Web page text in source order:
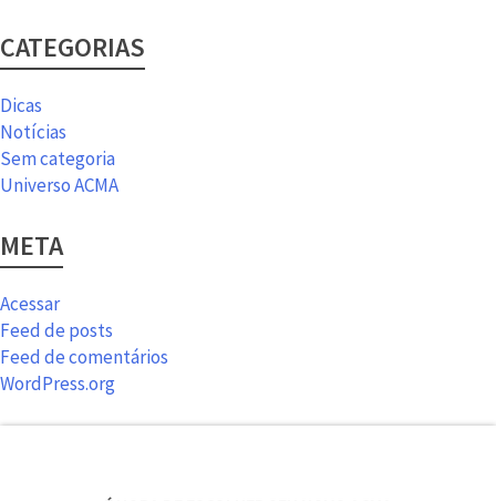
CATEGORIAS
Dicas
Notícias
Sem categoria
Universo ACMA
META
Acessar
Feed de posts
Feed de comentários
WordPress.org